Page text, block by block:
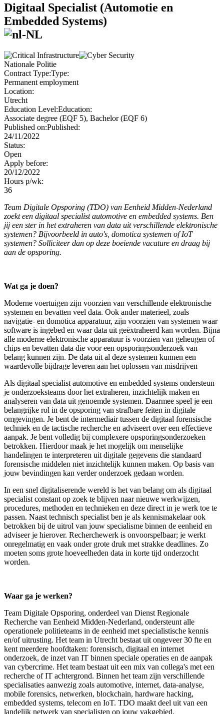
Digitaal Specialist (Automotie en
Embedded Systems)
Nationale Politie
Contract Type:Type:
Permanent employment
Location:
Utrecht
Education Level:Education:
Associate degree (EQF 5), Bachelor (EQF 6)
Published on:Published:
24/11/2022
Status:
Open
Apply before:
20/12/2022
Hours p/wk:
36
Team Digitale Opsporing (TDO) van Eenheid Midden-Nederland
zoekt een digitaal specialist automotive en embedded systems. Ben
jij een ster in het extraheren van data uit verschillende elektronische
systemen? Bijvoorbeeld in auto's, domotica systemen of IoT
systemen? Solliciteer dan op deze boeiende vacature en draag bij
aan de opsporing.
Wat ga je doen?
Moderne voertuigen zijn voorzien van verschillende elektronische
systemen en bevatten veel data. Ook ander materieel, zoals
navigatie- en domotica apparatuur, zijn voorzien van systemen waar
software is ingebed en waar data uit geëxtraheerd kan worden. Bijna
alle moderne elektronische apparatuur is voorzien van geheugen of
chips en bevatten data die voor een opsporingsonderzoek van
belang kunnen zijn. De data uit al deze systemen kunnen een
waardevolle bijdrage leveren aan het oplossen van misdrijven
Als digitaal specialist automotive en embedded systems ondersteun
je onderzoeksteams door het extraheren, inzichtelijk maken en
analyseren van data uit genoemde systemen. Daarmee speel je een
belangrijke rol in de opsporing van strafbare feiten in digitale
omgevingen. Je bent de intermediair tussen de digitaal forensische
techniek en de tactische recherche en adviseert over een effectieve
aanpak. Je bent volledig bij complexere opsporingsonderzoeken
betrokken. Hierdoor maak je het mogelijk om menselijke
handelingen te interpreteren uit digitale gegevens die standaard
forensische middelen niet inzichtelijk kunnen maken. Op basis van
jouw bevindingen kan verder onderzoek gedaan worden.
In een snel digitaliserende wereld is het van belang om als digitaal
specialist constant op zoek te blijven naar nieuwe werkwijzen,
procedures, methoden en technieken en deze direct in je werk toe te
passen. Naast technisch specialist ben je als kennismakelaar ook
betrokken bij de uitrol van jouw specialisme binnen de eenheid en
adviseer je hierover. Recherchewerk is onvoorspelbaar; je werkt
onregelmatig en vaak onder grote druk met strakke deadlines. Zo
moeten soms grote hoeveelheden data in korte tijd onderzocht
worden.
Waar ga je werken?
Team Digitale Opsporing, onderdeel van Dienst Regionale
Recherche van Eenheid Midden-Nederland, ondersteunt alle
operationele politieteams in de eenheid met specialistische kennis
en/of uitrusting. Het team in Utrecht bestaat uit ongeveer 30 fte en
kent meerdere hoofdtaken: forensisch, digitaal en internet
onderzoek, de inzet van IT binnen speciale operaties en de aanpak
van cybercrime. Het team bestaat uit een mix van collega's met een
recherche of IT achtergrond. Binnen het team zijn verschillende
specialisaties aanwezig zoals automotive, internet, data-analyse,
mobile forensics, netwerken, blockchain, hardware hacking,
embedded systems, telecom en IoT. TDO maakt deel uit van een
landelijk netwerk van specialisten op jouw vakgebied.